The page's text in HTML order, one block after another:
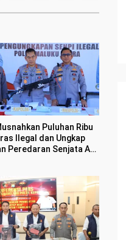
Puluhan Ribu
Ilegal dan Ungkap
Peredaran Senjata Api